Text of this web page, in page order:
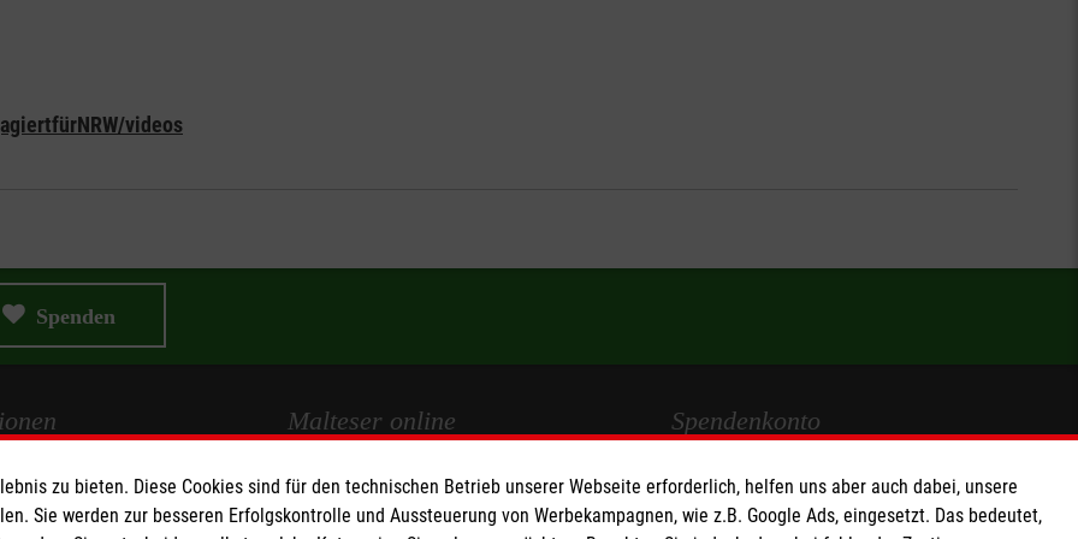
videos
Spenden
Malteser online
Malteserorden
Malteser Jugend
Spendenkonto
Empfänger: Malteser Hilfsdienst e.V.
IBAN: DE103 7060 120 120 120 0001 2
zu bieten. Diese Cookies sind für den technischen Betrieb unserer Webseite erforderlich, helfen uns aber auch dabei, unsere
Sie werden zur besseren Erfolgskontrolle und Aussteuerung von Werbekampagnen, wie z.B. Google Ads, eingesetzt. Das bedeutet,